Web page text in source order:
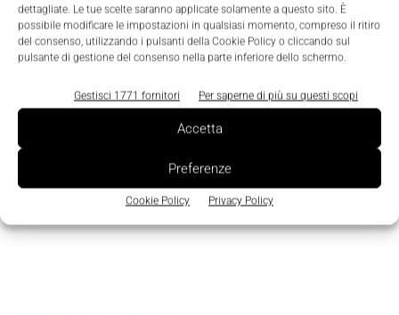
dettagliate. Le tue scelte saranno applicate solamente a questo sito. È
possibile modificare le impostazioni in qualsiasi momento, compreso il ritiro
del consenso, utilizzando i pulsanti della Cookie Policy o cliccando sul
pulsante di gestione del consenso nella parte inferiore dello schermo.
Gestisci 1771 fornitori Per saperne di più su questi scopi
Accetta
Preferenze
Cookie Policy Privacy Policy